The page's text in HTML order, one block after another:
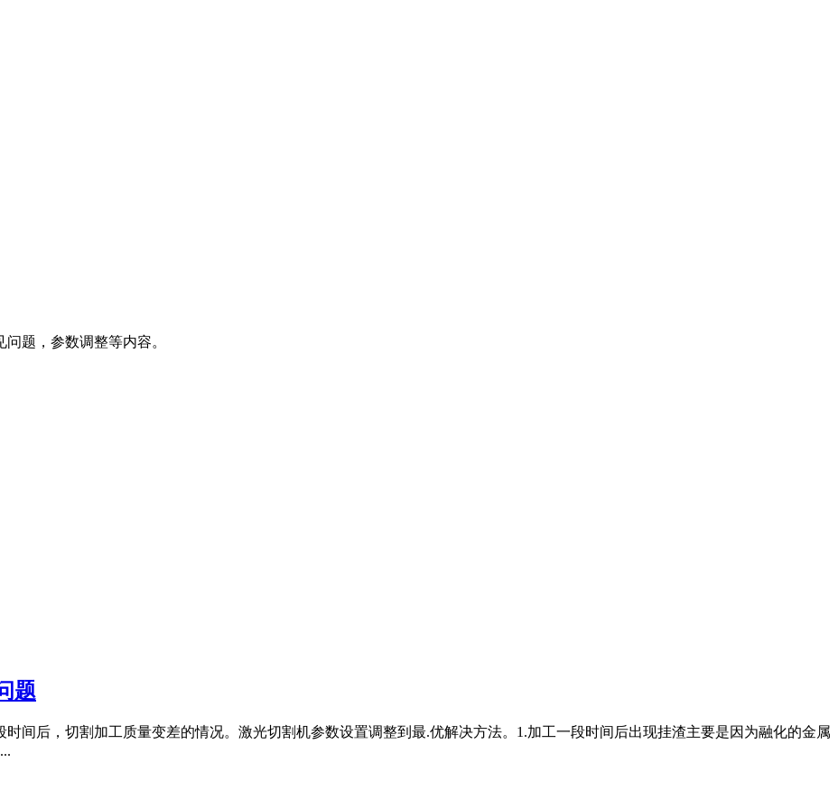
题，参数调整等内容。
题
时间后，切割加工质量变差的情况。激光切割机参数设置调整到最.优解决方法。1.加工一段时间后出现挂渣主要是因为融化的金属